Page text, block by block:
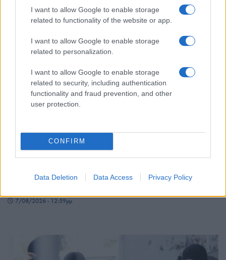
I want to allow Google to enable storage
related to functionality of the website or app.
I want to allow Google to enable storage
related to personalization.
I want to allow Google to enable storage
related to security, including authentication
functionality and fraud prevention, and other
user protection.
CONFIRM
Data Deletion Data Access Privacy Policy
7/08/2026 - 1:32μμ
ΕΛΛΑΔΑ
Σέρρες: Βίντεο-ντοκουμέντο από το τροχαίο που
κόστισε τη ζωή μητέρας και γιου – Η στιγμή της
7/08/2026 - 12:59μμ